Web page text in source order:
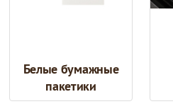
Белые бумажные
пакетики